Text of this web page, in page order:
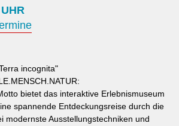
incognita"
bietet das interaktive Erlebnismuseum
spannende Entdeckungsreise durch die
modernste Ausstellungstechniken und